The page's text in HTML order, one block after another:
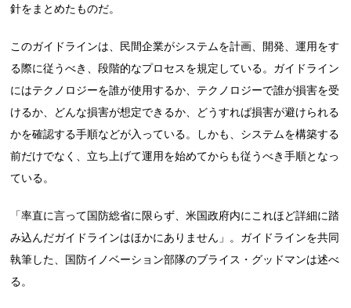
針をまとめたものだ。
このガイドラインは、民間企業がシステムを計画、開発、運用をす
る際に従うべき、段階的なプロセスを規定している。ガイドライン
にはテクノロジーを誰が使用するか、テクノロジーで誰が損害を受
けるか、どんな損害が想定できるか、どうすれば損害が避けられる
かを確認する手順などが入っている。しかも、システムを構築する
前だけでなく、立ち上げて運用を始めてからも従うべき手順となっ
ている。
「率直に言って国防総省に限らず、米国政府内にこれほど詳細に踏
み込んだガイドラインはほかにありません」。ガイドラインを共同
執筆した、国防イノベーション部隊のブライス・グッドマンは述べ
る。